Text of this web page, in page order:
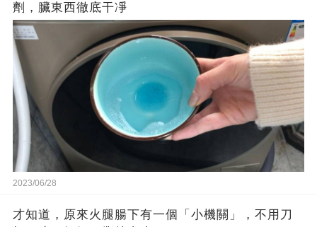
劑，臟東西徹底干凈
2023/06/28
才知道，原來火腿腸下有一個「小機關」，不用刀